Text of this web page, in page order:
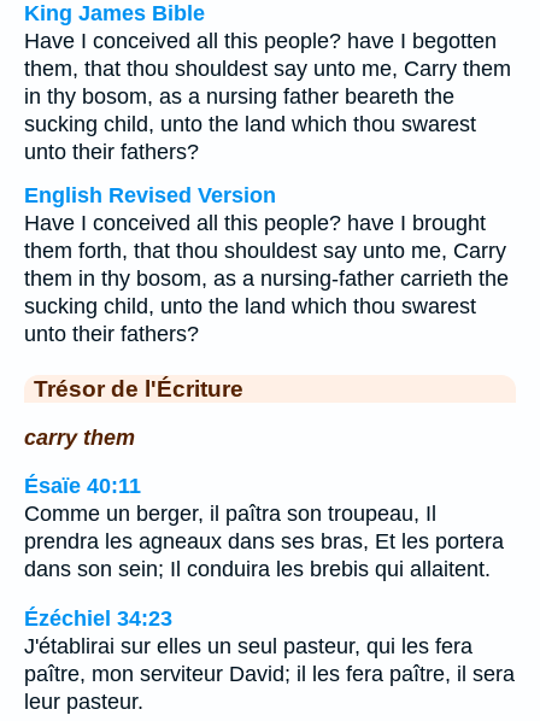
King James Bible
Have I conceived all this people? have I begotten
them, that thou shouldest say unto me, Carry them
in thy bosom, as a nursing father beareth the
sucking child, unto the land which thou swarest
unto their fathers?
English Revised Version
Have I conceived all this people? have I brought
them forth, that thou shouldest say unto me, Carry
them in thy bosom, as a nursing-father carrieth the
sucking child, unto the land which thou swarest
unto their fathers?
Trésor de l'Écriture
carry them
Ésaïe 40:11
Comme un berger, il paîtra son troupeau, Il
prendra les agneaux dans ses bras, Et les portera
dans son sein; Il conduira les brebis qui allaitent.
Ézéchiel 34:23
J'établirai sur elles un seul pasteur, qui les fera
paître, mon serviteur David; il les fera paître, il sera
leur pasteur.